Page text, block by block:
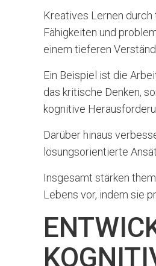
Kreatives Lernen
Fähigkeiten und
einem tieferen
Ein Beispiel ist die
das kritische Denken,
kognitive
Darüber hinaus
lösungsorientierte
Insgesamt stärken
Lebens vor, indem sie